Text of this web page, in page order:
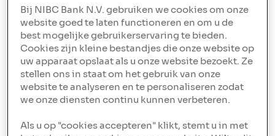
onze primaire drijfveer is om land om te vormen tot
bloeiende industriële of logistieke locaties. We zijn
voortdurend op zoek naar nieuwe brownfield-locaties
waarvan we het volledige potentieel kunnen benutten."
Download ons aanbod
Bij NIBC Bank N.V. gebruiken we cookies om onze
website goed te laten functioneren en om u de
best mogelijke gebruikerservaring te bieden.
Cookies zijn kleine bestandjes die onze website op
uw apparaat opslaat als u onze website bezoekt. Ze
stellen ons in staat om het gebruik van onze
website te analyseren en te personaliseren zodat
we onze diensten continu kunnen verbeteren.
Als u op "cookies accepteren" klikt, stemt u in met